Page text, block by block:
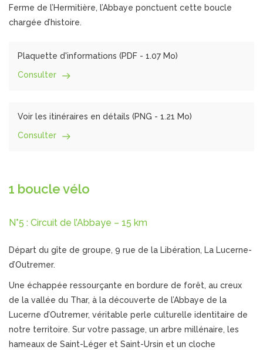
Ferme de l’Hermitière, l’Abbaye ponctuent cette boucle
chargée d’histoire.
Plaquette d'informations (PDF - 1.07 Mo)
Consulter
Voir les itinéraires en détails (PNG - 1.21 Mo)
Consulter
1 boucle vélo
N°5 : Circuit de l’Abbaye – 15 km
Départ du gîte de groupe, 9 rue de la Libération, La Lucerne-
d’Outremer.
Une échappée ressourçante en bordure de forêt, au creux
de la vallée du Thar, à la découverte de l’Abbaye de la
Lucerne d’Outremer, véritable perle culturelle identitaire de
notre territoire. Sur votre passage, un arbre millénaire, les
hameaux de Saint-Léger et Saint-Ursin et un cloche